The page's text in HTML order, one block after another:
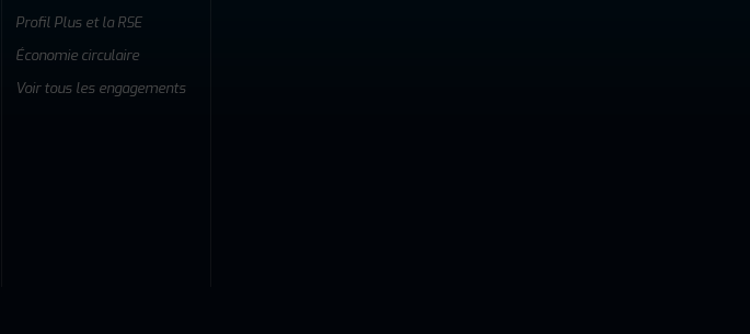
Profil Plus et la RSE
Économie circulaire
Voir tous les engagements